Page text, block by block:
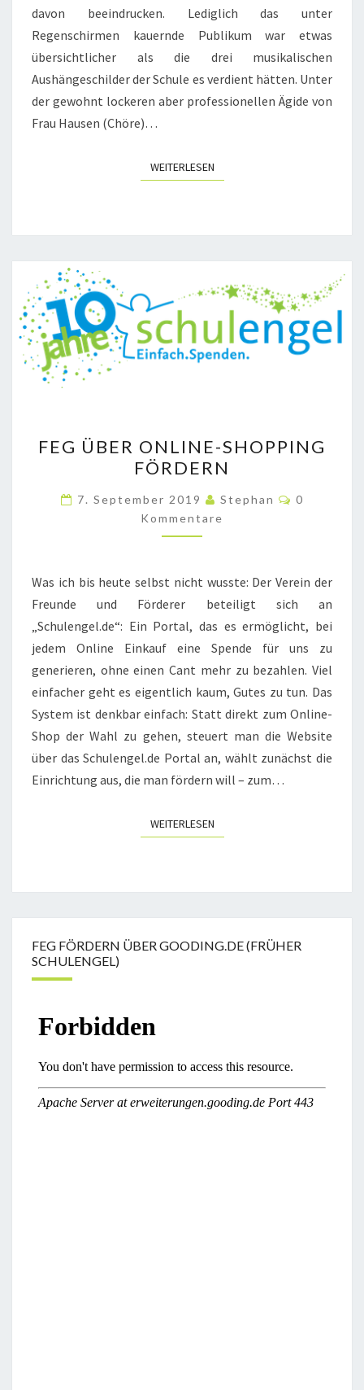
davon beeindrucken. Lediglich das unter
Regenschirmen kauernde Publikum war etwas
übersichtlicher als die drei musikalischen
Aushängeschilder der Schule es verdient hätten. Unter
der gewohnt lockeren aber professionellen Ägide von
Frau Hausen (Chöre)…
WEITERLESENWEITERLESEN
ÜBER
ONLINE-
SHOPPING
FÖRDERN
FEG ÜBER ONLINE-SHOPPING
FÖRDERN
7. September 2019 Stephan
0
Kommentare
Was ich bis heute selbst nicht wusste: Der Verein der
Freunde und Förderer beteiligt sich an
„Schulengel.de“: Ein Portal, das es ermöglicht, bei
jedem Online Einkauf eine Spende für uns zu
generieren, ohne einen Cant mehr zu bezahlen. Viel
einfacher geht es eigentlich kaum, Gutes zu tun. Das
System ist denkbar einfach: Statt direkt zum Online-
Shop der Wahl zu gehen, steuert man die Website
über das Schulengel.de Portal an, wählt zunächst die
Einrichtung aus, die man fördern will – zum…
WEITERLESENWEITERLESEN
FEG FÖRDERN ÜBER GOODING.DE (FRÜHER
SCHULENGEL)